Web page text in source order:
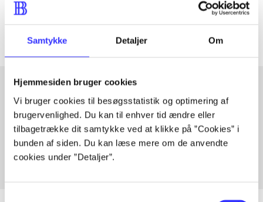
Samtykke Detaljer Om
Hjemmesiden bruger cookies
Vi bruger cookies til besøgsstatistik og optimering af
brugervenlighed. Du kan til enhver tid ændre eller
tilbagetrække dit samtykke ved at klikke på ”Cookies” i
bunden af siden. Du kan læse mere om de anvendte
cookies under ”Detaljer”.
Artiklerne i
Artikler med samme emner
Fra